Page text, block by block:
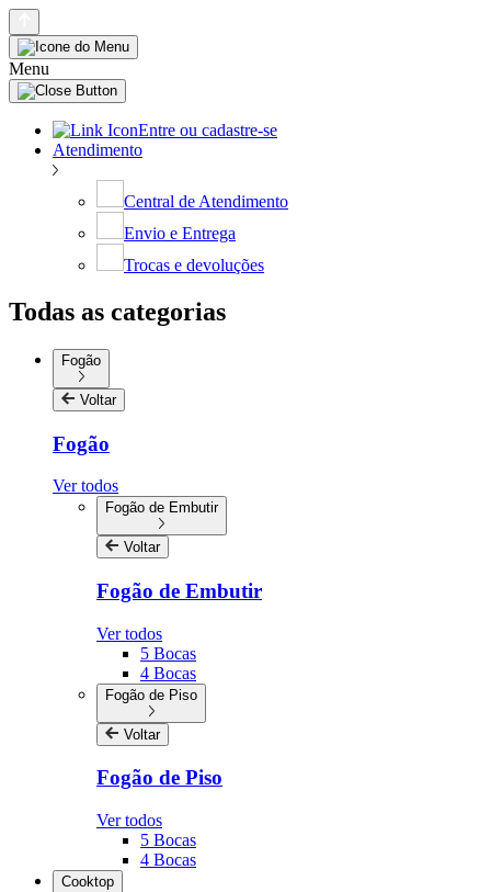
Menu
Entre ou cadastre-se
Atendimento
Central de Atendimento
Envio e Entrega
Trocas e devoluções
Todas as categorias
Fogão
Voltar
Fogão
Ver todos
Fogão de Embutir
Voltar
Fogão de Embutir
Ver todos
5 Bocas
4 Bocas
Fogão de Piso
Voltar
Fogão de Piso
Ver todos
5 Bocas
4 Bocas
Cooktop